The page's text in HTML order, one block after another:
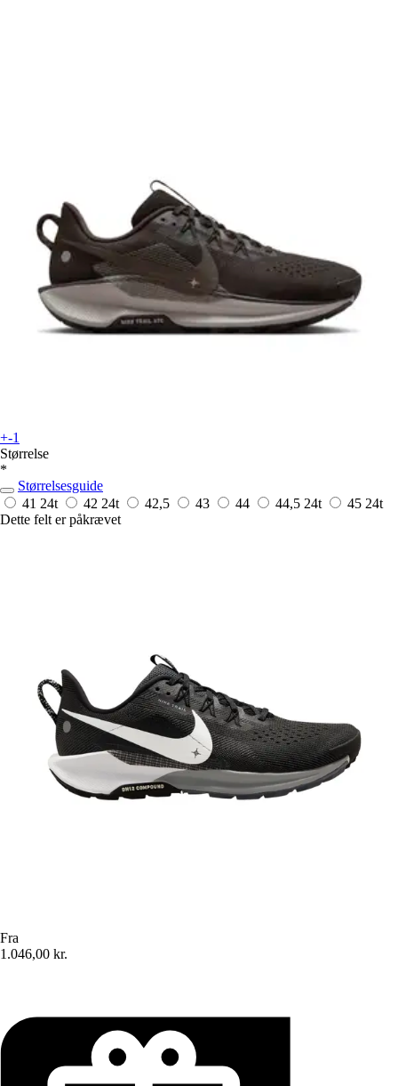
+-1
Størrelse
*
Størrelsesguide
41 24t 42 24t 42,5 43 44 44,5 24t 45 24t
Dette felt er påkrævet
Fra
1.046,00 kr.